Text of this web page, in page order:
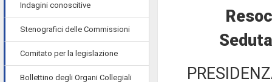
Indagini conoscitive
Stenografici delle Commissioni
Comitato per la legislazione
Bollettino degli Organi Collegiali